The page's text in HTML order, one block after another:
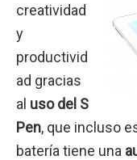
creatividad
y
productivid
ad gracias
al uso del S
Pen, que incluso
batería tiene una